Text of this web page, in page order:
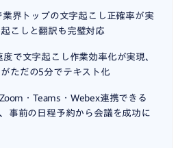
界トップの文字起こし正確率が実
こしと翻訳も完璧対応
で文字起こし作業効率化が実現、
ただの5分でテキスト化
・Teams・Webex連携できる
事前の日程予約から会議を成功に